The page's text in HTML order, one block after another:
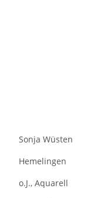
Sonja Wüsten
Hemelingen
o.J., Aquarell